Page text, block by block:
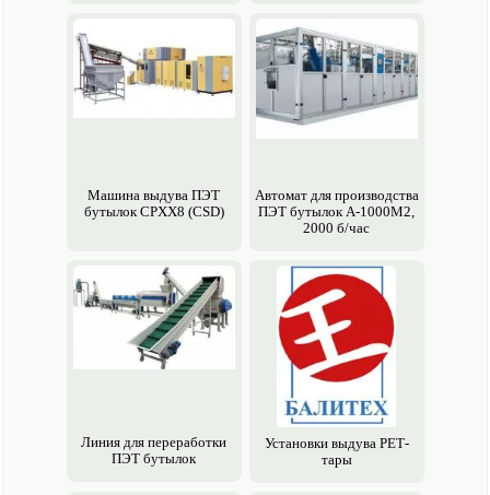
Машина выдува ПЭТ
бутылок CPXX8 (CSD)
Авто­мат для производства
ПЭТ бутылок А-1000М2,
2000 б/час
Линия для переработки
ПЭТ бутылок
Установки выдува РЕТ-
тары